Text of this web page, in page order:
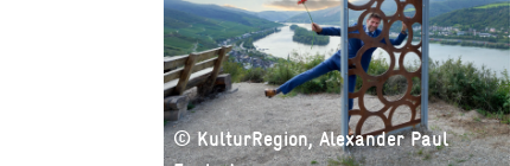
© KulturRegion, Alexander Paul